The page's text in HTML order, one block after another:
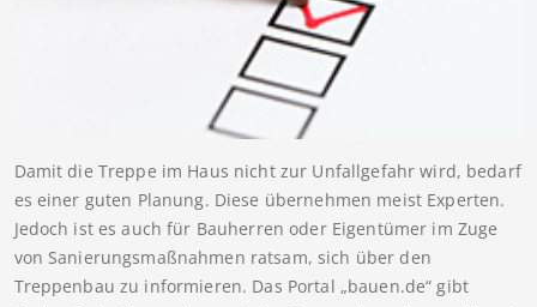
Damit die Treppe im Haus nicht zur Unfallgefahr wird, bedarf
es einer guten Planung. Diese übernehmen meist Experten.
Jedoch ist es auch für Bauherren oder Eigentümer im Zuge
von Sanierungsmaßnahmen ratsam, sich über den
Treppenbau zu informieren. Das Portal „bauen.de“ gibt